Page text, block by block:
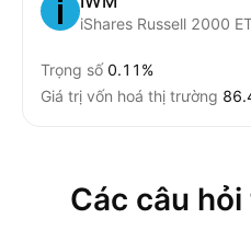
iShares Russell 2000
Trọng số 0.11%
Giá trị vốn hoá thị trường
Các câu